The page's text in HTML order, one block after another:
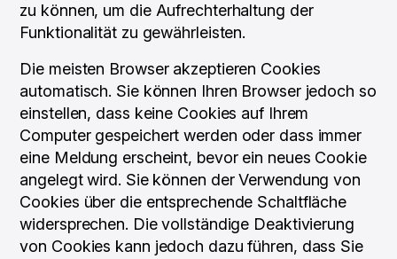
zu können, um die Aufrechterhaltung der
Funktionalität zu gewährleisten.
Die meisten Browser akzeptieren Cookies
automatisch. Sie können Ihren Browser jedoch so
einstellen, dass keine Cookies auf Ihrem
Computer gespeichert werden oder dass immer
eine Meldung erscheint, bevor ein neues Cookie
angelegt wird. Sie können der Verwendung von
Cookies über die entsprechende Schaltfläche
widersprechen. Die vollständige Deaktivierung
von Cookies kann jedoch dazu führen, dass Sie